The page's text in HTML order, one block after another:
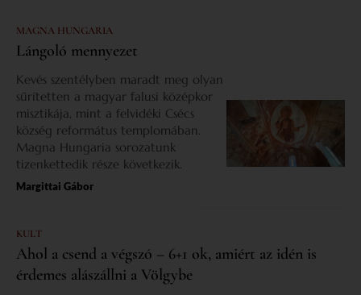
MAGNA HUNGARIA
Lángoló mennyezet
Kevés szentélyben maradt meg olyan
sűrítetten a magyar falusi középkor
misztikája, mint a felvidéki Csécs
község református templomában.
Magna Hungaria sorozatunk
tizenkettedik része következik.
Margittai Gábor
KULT
Ahol a csend a végszó – 6+1 ok, amiért az idén is
érdemes alászállni a Völgybe